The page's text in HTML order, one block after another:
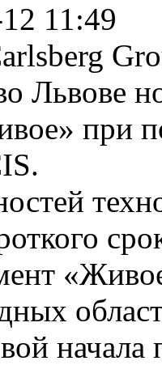
11:49
Львове
при
начала